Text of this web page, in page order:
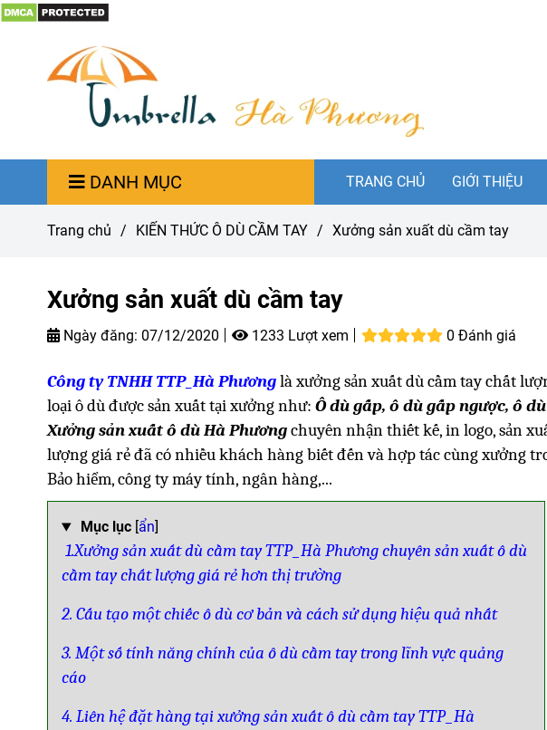
DANH MỤC TRANG CHỦ GIỚI THIỆU
Trang chủ / KIẾN THỨC Ô DÙ CẦM TAY / Xưởng sản xuất dù cầm tay
Xưởng sản xuất dù cầm tay
Ngày đăng: 07/12/2020 1233 Lượt xem 0 Đánh giá
Công ty TNHH TTP_Hà Phươnglà xưởng sản xuất dù cầm tay chất
loại ô dù được sản xuất tại xưởng như: Ô dù gấp, ô dù gấp ngược, ô
Xưởng sản xuất ô dù Hà Phươngchuyên nhận thiết kế, in logo, sản
lượng giá rẻ đã có nhiều khách hàng biết đến và hợp tác cùng xưởng
Bảo hiểm, công ty máy tính, ngân hàng,...
Mục lục[ẩn]
1.Xưởng sản xuất dù cầm tay TTP_Hà Phương chuyên sản xuất ô dù
cầm tay chất lượng giá rẻ hơn thị trường
2. Cấu tạo một chiếc ô dù cơ bản và cách sử dụng hiệu quả nhất
3. Một số tính năng chính của ô dù cầm tay trong lĩnh vực quảng
cáo
4. Liên hệ đặt hàng tại xưởng sản xuất ô dù cầm tay TTP_Hà